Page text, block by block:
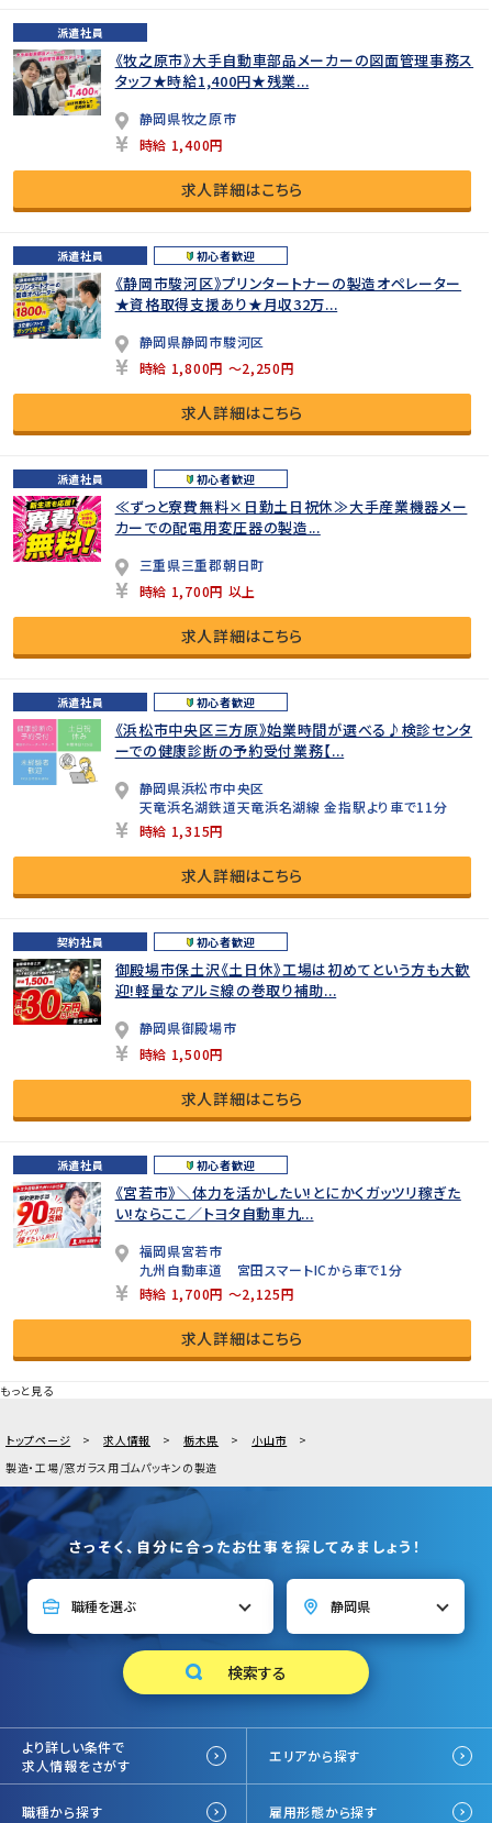
派遣社員
《牧之原市》大手自動車部品メーカーの図面管理事務ス
タッフ★時給1,400円★残業...
静岡県牧之原市
時給 1,400円
求人詳細はこちら
派遣社員 初心者歓迎
《静岡市駿河区》プリンタートナーの製造オペレーター
★資格取得支援あり★月収32万...
静岡県静岡市駿河区
時給 1,800円 ～2,250円
求人詳細はこちら
派遣社員 初心者歓迎
≪ずっと寮費無料×日勤土日祝休≫大手産業機器メー
カーでの配電用変圧器の製造...
三重県三重郡朝日町
時給 1,700円 以上
求人詳細はこちら
派遣社員 初心者歓迎
《浜松市中央区三方原》始業時間が選べる♪検診センタ
ーでの健康診断の予約受付業務【...
静岡県浜松市中央区
天竜浜名湖鉄道天竜浜名湖線 金指駅より車で11分
時給 1,315円
求人詳細はこちら
契約社員 初心者歓迎
御殿場市保土沢《土日休》工場は初めてという方も大歓
迎!軽量なアルミ線の巻取り補助...
静岡県御殿場市
時給 1,500円
求人詳細はこちら
派遣社員 初心者歓迎
《宮若市》＼体力を活かしたい!とにかくガッツリ稼ぎた
い!ならここ／トヨタ自動車九...
福岡県宮若市
九州自動車道 宮田スマートICから車で1分
時給 1,700円 ～2,125円
求人詳細はこちら
もっと見る
トップページ 求人情報 栃木県
小山市
製造・工場/窓ガラス用ゴムパッキンの製造
さっそく、自分に合ったお仕事を探してみましょう！
より詳しい条件で
求人情報をさがす
エリアから探す
職種から探す 雇用形態から探す